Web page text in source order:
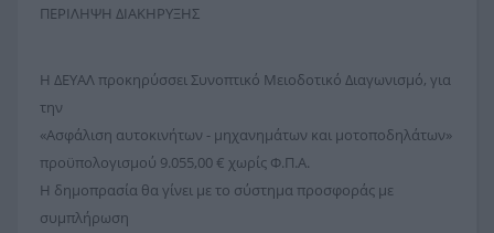
ΠΕΡΙΛΗΨΗ ΔΙΑΚΗΡΥΞΗΣ
Η ΔΕΥΑΛ προκηρύσσει Συνοπτικό Μειοδοτικό Διαγωνισμό, για
την
«Ασφάλιση αυτοκινήτων - μηχανημάτων και μοτοποδηλάτων»
προϋπολογισμού 9.055,00 € χωρίς Φ.Π.Α.
Η δημοπρασία θα γίνει με το σύστημα προσφοράς με
συμπλήρωση